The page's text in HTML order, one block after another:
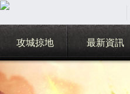
攻城掠地 最新資訊